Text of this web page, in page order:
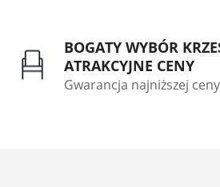
BOGATY WYBÓR
ATRAKCYJNE CENY
Gwarancja najniższej ceny